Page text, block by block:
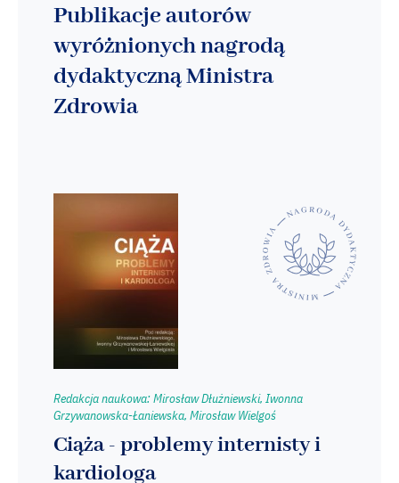
Publikacje autorów
wyróżnionych nagrodą
dydaktyczną Ministra
Zdrowia
Redakcja naukowa: Mirosław Dłużniewski, Iwonna
Grzywanowska-Łaniewska, Mirosław Wielgoś
Ciąża - problemy internisty i
kardiologa